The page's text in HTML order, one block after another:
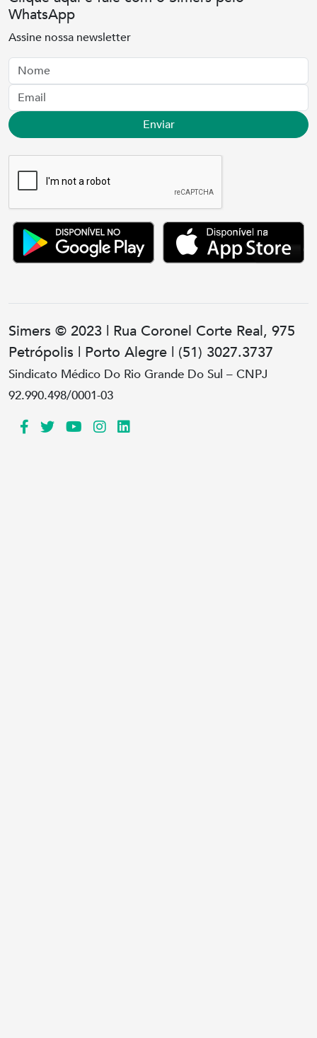
WhatsApp
Assine nossa newsletter
Nome
Email
Enviar
Simers © 2023 | Rua Coronel Corte Real, 975
Petrópolis | Porto Alegre | (51) 3027.3737
Sindicato Médico Do Rio Grande Do Sul – CNPJ
92.990.498/0001-03